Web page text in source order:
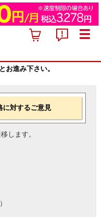
お進み下さい。
に対するご意見
します。